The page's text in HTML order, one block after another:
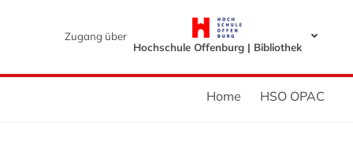
Zugang über
Hochschule Offenburg | Bibliothek
Home HSO OPAC